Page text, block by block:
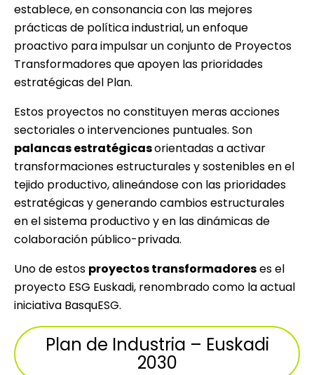
establece, en consonancia con las mejores
prácticas de política industrial, un enfoque
proactivo para impulsar un conjunto de Proyectos
Transformadores que apoyen las prioridades
estratégicas del Plan.
Estos proyectos no constituyen meras acciones
sectoriales o intervenciones puntuales. Son
palancas estratégicasorientadas a activar
transformaciones estructurales y sostenibles en el
tejido productivo, alineándose con las prioridades
estratégicas y generando cambios estructurales
en el sistema productivo y en las dinámicas de
colaboración público-privada.
Uno de estos proyectos transformadoreses el
proyecto ESG Euskadi, renombrado como la actual
iniciativa BasquESG.
Plan de Industria – Euskadi
2030